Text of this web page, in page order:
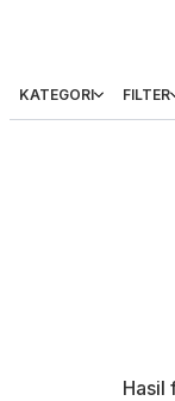
KATEGORI FILTER
Hasil